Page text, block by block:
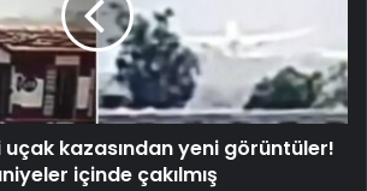
kazasından yeni görüntüler!
içinde çakılmış